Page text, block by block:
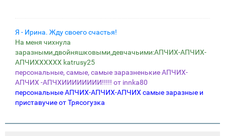
Я - Ирина. Жду своего счастья!
На меня чихнула
заразными,двойняшковыми,девчачьими:АПЧИХ-АПЧИХ-
АПЧИХХХХХХ katrusy25
персональные, самые, самые заразненькие АПЧИХ-
АПЧИХ -АПЧХИИИИИИИИ!!!!! от innka80
персональные АПЧИХ-АПЧИХ-АПЧИХ самые заразные и
приставучие от Трясогузка